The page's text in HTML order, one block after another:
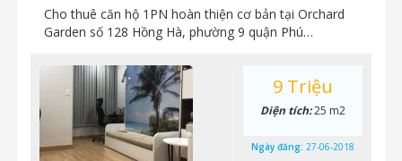
Cho thuê căn hộ 1PN hoàn thiện cơ bản tại Orchard
Garden số 128 Hồng Hà, phường 9 quận Phú…
9 Triệu
Diện tích:25 m2
Ngày đăng: 27-06-2018